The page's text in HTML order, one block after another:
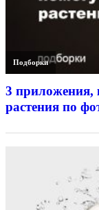
Подборки
3 приложения,
растения по